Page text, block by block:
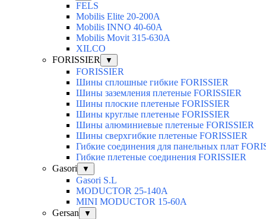
FELS
Mobilis Elite 20-200А
Mobilis INNO 40-60А
Mobilis Movit 315-630А
XILCO
FORISSIER
▼
FORISSIER
Шины сплошные гибкие FORISSIER
Шины заземления плетеные FORISSIER
Шины плоские плетеные FORISSIER
Шины круглые плетеные FORISSIER
Шины алюминиевые плетеные FORISSIER
Шины сверхгибкие плетеные FORISSIER
Гибкие соединения для панельных плат
Гибкие плетеные соединения FORISSIER
Gasori
▼
Gasori S.L
MODUCTOR 25-140А
MINI MODUCTOR 15-60A
Gersan
▼